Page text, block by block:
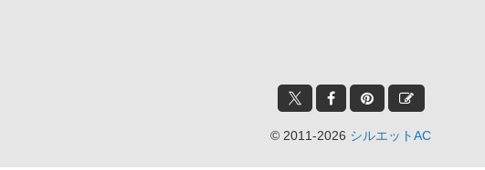
© 2011-2026 シルエットAC